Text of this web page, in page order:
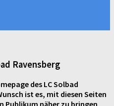
Ravensberg
des LC Solbad
ist es, mit diesen Seiten